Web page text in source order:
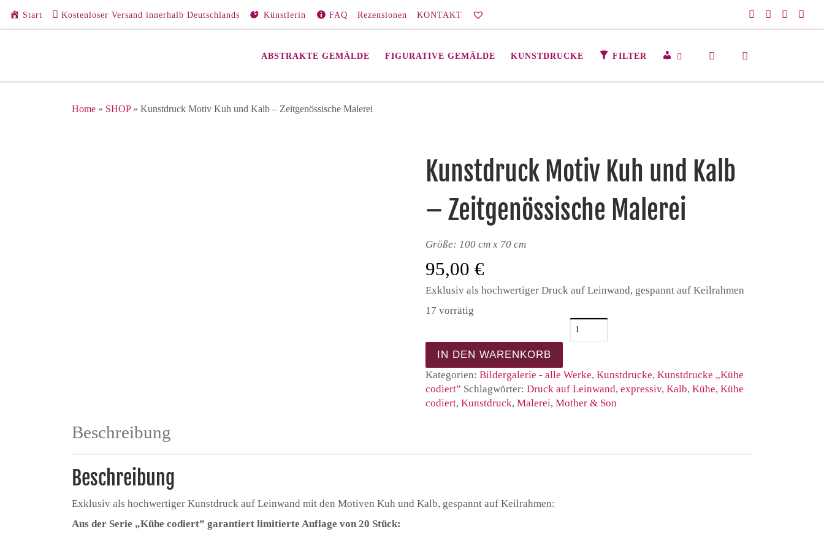
Zum Inhalt springen
Start Kostenloser Versand innerhalb Deutschlands Künstlerin FAQ Rezensionen KONTAKT
ABSTRAKTE GEMÄLDE FIGURATIVE GEMÄLDE KUNSTDRUCKE FILTER
M
I
Search
Home » SHOP» Kunstdruck Motiv Kuh und Kalb – Zeitgenössische Malerei
Kunstdruck Motiv Kuh und Kalb
– Zeitgenössische Malerei
Größe: 100 cm x 70 cm
95,00€
Exklusiv als hochwertiger Druck auf Leinwand, gespannt auf Keilrahmen
17 vorrätig
IN DEN WARENKORB
Kategorien:Bildergalerie - alle Werke,Kunstdrucke,Kunstdrucke „Kühe
codiert” Schlagwörter:Druck auf Leinwand,expressiv,Kalb,Kühe,Kühe
codiert,Kunstdruck,Malerei,Mother & Son
Beschreibung
Beschreibung
Exklusiv als hochwertiger Kunstdruck auf Leinwand mit den Motiven Kuh und Kalb, gespannt auf Keilrahmen:
Aus der Serie „Kühe codiert” garantiert limitierte Auflage von 20 Stück: